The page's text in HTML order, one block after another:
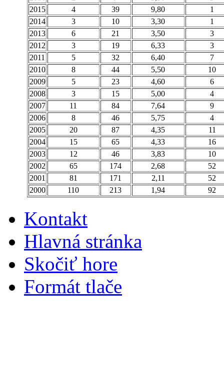
2015
4 39 9,80
1
2014
3 10 3,30
1
2013
6 21 3,50
3
2012
3 19 6,33
3
2011
5 32 6,40
7
2010
8 44 5,50
10
2009
5 23 4,60
6
2008
3 15 5,00
4
2007
11 84 7,64
9
2006
8 46 5,75
4
2005
20 87 4,35
11
2004
15 65 4,33
16
2003
12 46 3,83
10
2002
65 174 2,68
52
2001
81 171 2,11
52
2000
110 213 1,94 92
Kontakt
Hlavná stránka
Skočiť hore
Formát tlače